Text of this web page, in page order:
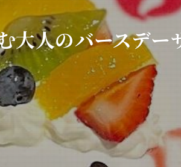
大人のバースデー